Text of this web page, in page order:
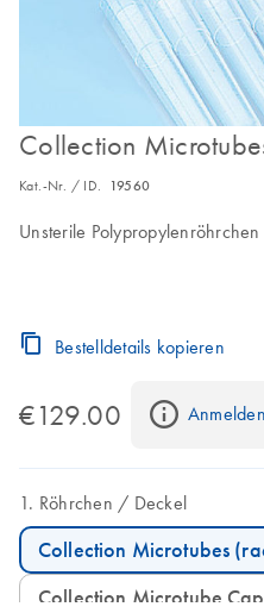
Collection
Kat.-Nr. / ID. 19560
Unsterile
Bestelldetails kopieren
€129.00 Anmelden
Röhrchen Deckel
Collection Microtubes
Collection Microtube